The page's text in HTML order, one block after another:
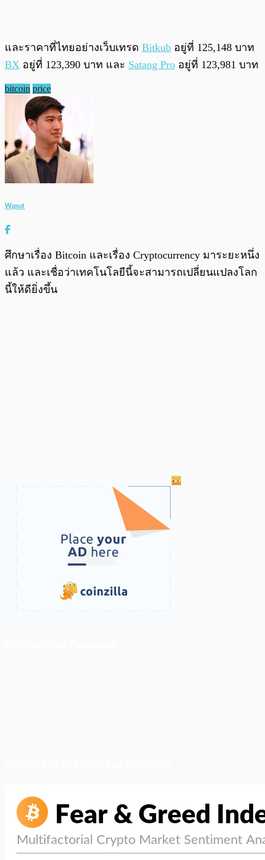
และราคาที่ไทยอย่างเว็บเทรด Bitkub อยู่ที่ 125,148 บาท
BX อยู่ที่ 123,390 บาท และ Satang Pro อยู่ที่ 123,981 บาท
bitcoin price
Wiput
ศึกษาเรื่อง Bitcoin และเรื่อง Cryptocurrency มาระยะหนึ่ง
แล้ว และเชื่อว่าเทคโนโลยีนี้จะสามารถเปลี่ยนแปลงโลก
นี้ให้ดียิ่งขึ้น